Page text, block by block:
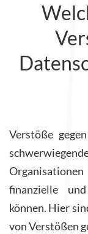
Verstöße
finanzielle
können. Hier
von Verstößen